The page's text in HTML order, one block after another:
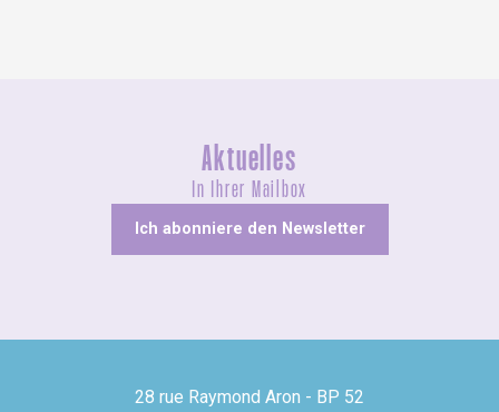
Aktuelles
In Ihrer Mailbox
Ich abonniere den Newsletter
28 rue Raymond Aron - BP 52